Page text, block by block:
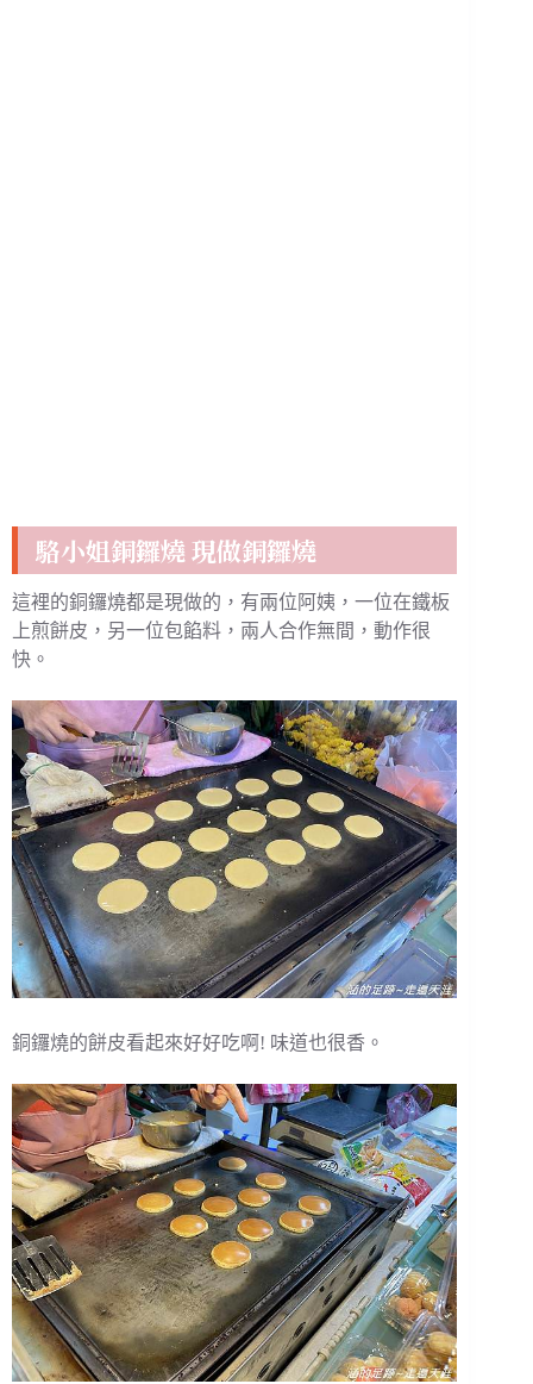
駱小姐銅鑼燒 現做銅鑼燒
這裡的銅鑼燒都是現做的，有兩位阿姨，一位在鐵板
上煎餅皮，另一位包餡料，兩人合作無間，動作很
快。
銅鑼燒的餅皮看起來好好吃啊! 味道也很香。